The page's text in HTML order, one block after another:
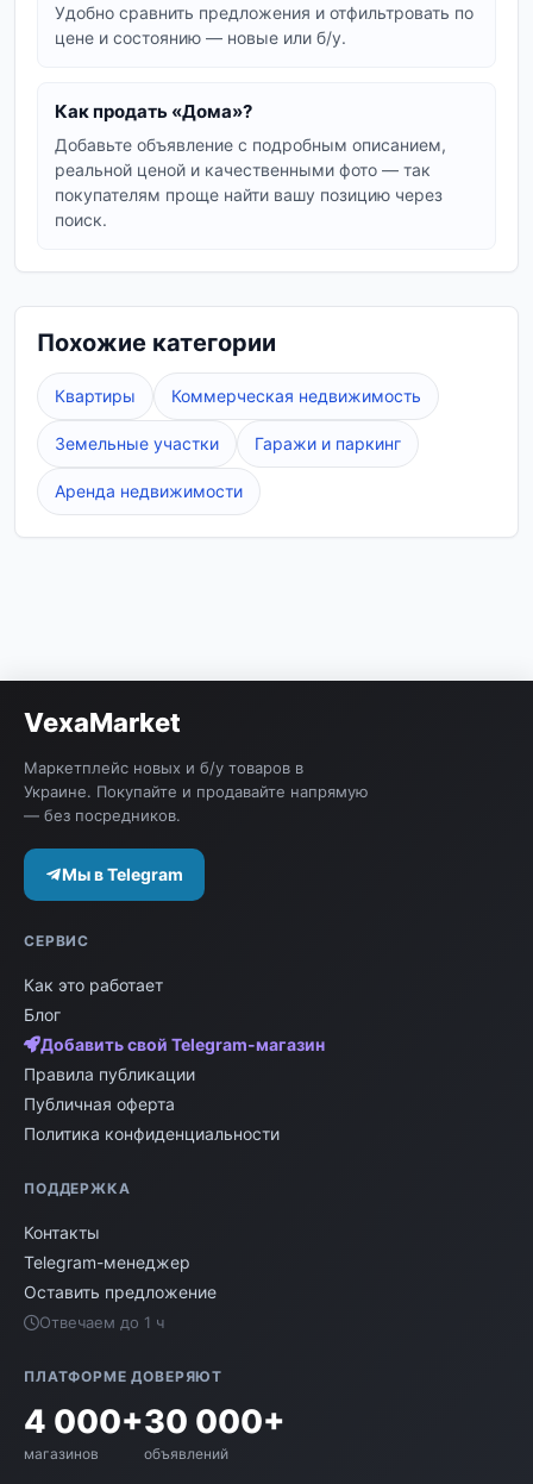
наличие коммуникаций и размер участка.
Реальные фото и подробное описание
продажу.
Удобно сравнить предложения и отфильтровать по
цене и состоянию — новые или б/у.
Как продать «Дома»?
Добавьте объявление с подробным описанием,
реальной ценой и качественными фото — так
покупателям проще найти вашу позицию через
поиск.
Похожие категории
Квартиры Коммерческая недвижимость
Земельные участки Гаражи и паркинг
Аренда недвижимости
VexaMarket
Маркетплейс новых и б/у товаров в
Украине. Покупайте и продавайте напрямую
— без посредников.
Мы в Telegram
СЕРВИС
Как это работает
Блог
Добавить свой Telegram-магазин
Правила публикации
Публичная оферта
Политика конфиденциальности
ПОДДЕРЖКА
Контакты
Telegram-менеджер
Оставить предложение
Отвечаем до 1 ч
ПЛАТФОРМЕ ДОВЕРЯЮТ
4 000+
магазинов
30 000+
объявлений